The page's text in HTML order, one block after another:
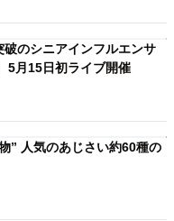
のシニアインフルエンサ
月15日初ライブ開催
” 人気のあじさい約60種の